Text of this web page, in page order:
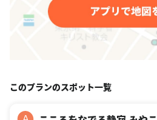
このプランのスポット一覧